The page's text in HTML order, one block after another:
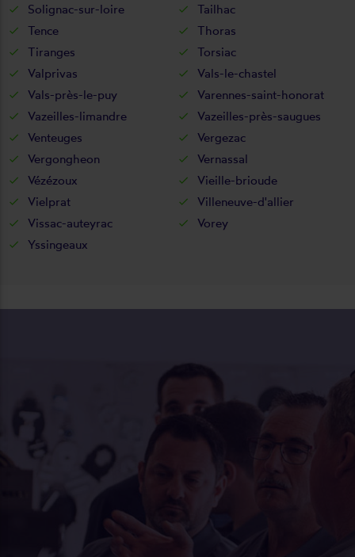
Solignac-sur-loire
Tailhac
Tence
Thoras
Tiranges
Torsiac
Valprivas
Vals-le-chastel
Vals-près-le-puy
Varennes-saint-honorat
Vazeilles-limandre
Vazeilles-près-saugues
Venteuges
Vergezac
Vergongheon
Vernassal
Vézézoux
Vieille-brioude
Vielprat
Villeneuve-d'allier
Vissac-auteyrac
Vorey
Yssingeaux